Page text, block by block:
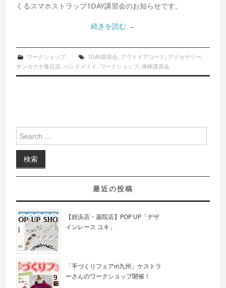
くるスマホストラップ1DAY講習会のお知らせです。
続きを読む →
ワークショップ 1DAY講習会, アウトドアコード, アクセサリー,
サンカクヤ春日店, ハンドメイド, ワークショップ,体験講習会
Search for:
最近の投稿
【姪浜店・薬院店】POP UP「デザ
インレース ユキ」
「手づくりフェアin九州」ケストラ
ーさんのワークショップ開催！